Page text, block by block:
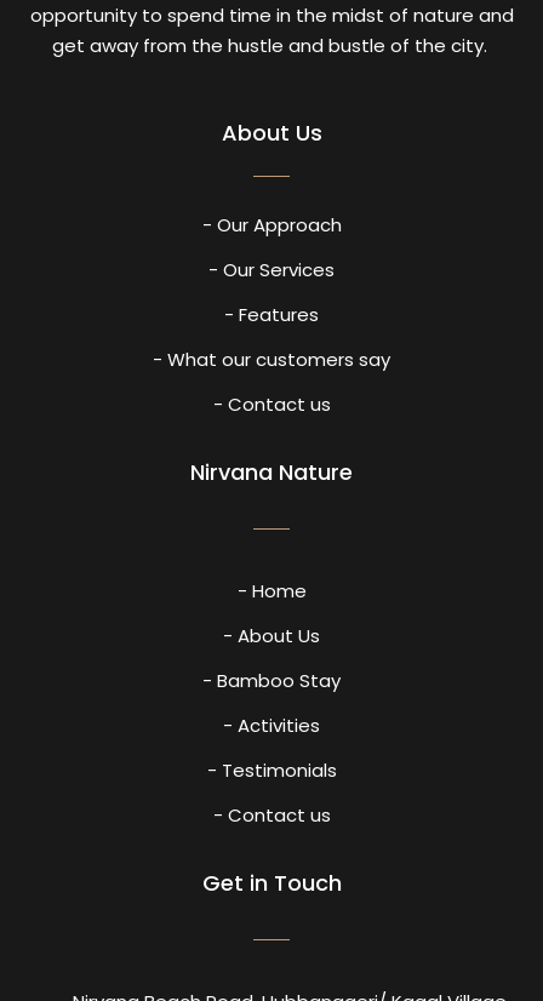
opportunity to spend time in the midst of nature and
get away from the hustle and bustle of the city.
About Us
- Our Approach
- Our Services
- Features
- What our customers say
- Contact us
Nirvana Nature
- Home
- About Us
- Bamboo Stay
- Activities
- Testimonials
- Contact us
Get in Touch